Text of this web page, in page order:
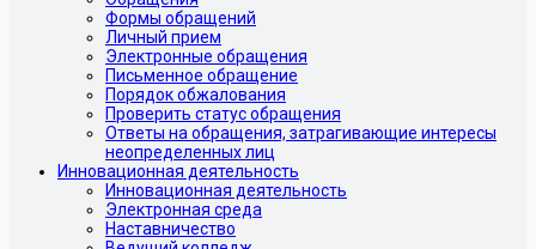
Формы обращений
Личный прием
Электронные обращения
Письменное обращение
Порядок обжалования
Проверить статус обращения
Ответы на обращения, затрагивающие интересы
неопределенных лиц
Инновационная деятельность
Инновационная деятельность
Электронная среда
Наставничество